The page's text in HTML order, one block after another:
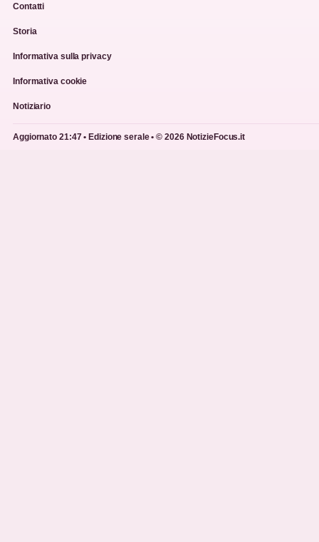
Contatti
Storia
Informativa sulla privacy
Informativa cookie
Notiziario
Aggiornato 21:47 • Edizione serale • © 2026 NotizieFocus.it